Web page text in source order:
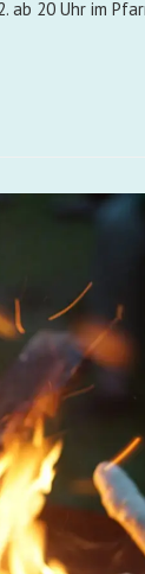
20 Uhr im